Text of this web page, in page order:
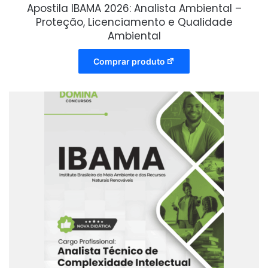
Apostila IBAMA 2026: Analista Ambiental –
Proteção, Licenciamento e Qualidade
Ambiental
Comprar produto